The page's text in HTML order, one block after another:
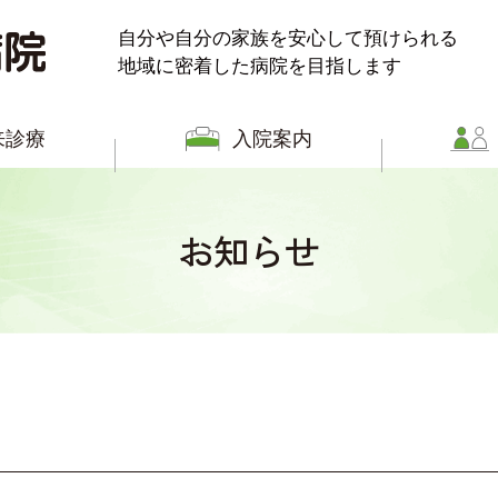
自分や自分の家族を安心して預けられる
地域に密着した病院を目指します
診療 入院案内
お知らせ